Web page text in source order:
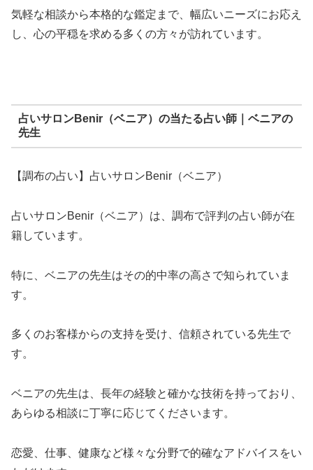
気軽な相談から本格的な鑑定まで、幅広いニーズにお応え
し、心の平穏を求める多くの方々が訪れています。
占いサロンBenir（ベニア）の当たる占い師｜ベニアの
先生
【調布の占い】占いサロンBenir（ベニア）
占いサロンBenir（ベニア）は、調布で評判の占い師が在
籍しています。
特に、ベニアの先生はその的中率の高さで知られていま
す。
多くのお客様からの支持を受け、信頼されている先生で
す。
ベニアの先生は、長年の経験と確かな技術を持っており、
あらゆる相談に丁寧に応じてくださいます。
恋愛、仕事、健康など様々な分野で的確なアドバイスをい